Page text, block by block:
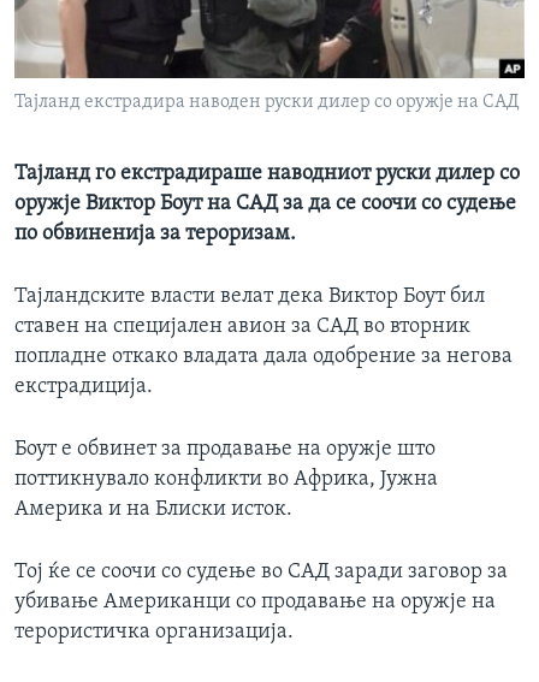
ИНТЕРВЈУА
Јазици
Тајланд екстрадира наводен руски дилер со оружје на САД
Тајланд го екстрадираше наводниот руски дилер со
оружје Виктор Боут на САД за да се соочи со судење
по обвиненија за тероризам.
Тајландските власти велат дека Виктор Боут бил
ставен на специјален авион за САД во вторник
попладне откако владата дала одобрение за негова
екстрадиција.
Боут е обвинет за продавање на оружје што
поттикнувало конфликти во Африка, Јужна
Америка и на Блиски исток.
Тој ќе се соочи со судење во САД заради заговор за
убивање Американци со продавање на оружје на
терористичка организација.